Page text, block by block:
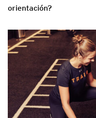
orientación?